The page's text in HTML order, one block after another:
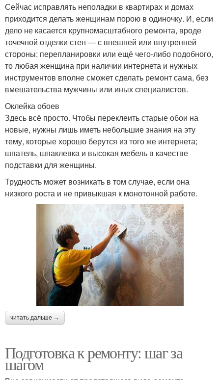
Сейчас исправлять неполадки в квартирах и домах
приходится делать женщинам порою в одиночку. И, если
дело не касается крупномасштабного ремонта, вроде
точечной отделки стен — с внешней или внутренней
стороны; перепланировки или ещё чего-либо подобного,
то любая женщина при наличии интернета и нужных
инструментов вполне сможет сделать ремонт сама, без
вмешательства мужчины или иных специалистов.
Оклейка обоев
Здесь всё просто. Чтобы переклеить старые обои на
новые, нужны лишь иметь небольшие знания на эту
тему, которые хорошо берутся из того же интернета;
шпатель, шпаклевка и высокая мебель в качестве
подставки для женщины.
Трудность может возникать в том случае, если она
низкого роста и не привыкшая к монотонной работе.
читать дальше →
Подготовка к ремонту: шаг за
шагом